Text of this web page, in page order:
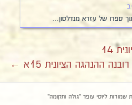
ספרו של עזרא מנדלסון…
14
רובנה ההנהגה הציונית 15א ←